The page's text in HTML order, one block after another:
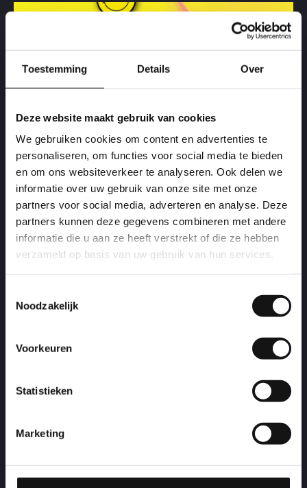
Toestemming Details Over
Deze website maakt gebruik van cookies
We gebruiken cookies om content en advertenties te
personaliseren, om functies voor social media te bieden
en om ons websiteverkeer te analyseren. Ook delen we
informatie over uw gebruik van onze site met onze
partners voor social media, adverteren en analyse. Deze
partners kunnen deze gegevens combineren met andere
informatie die u aan ze heeft verstrekt of die ze hebben
verzameld op basis van uw gebruik van hun services.
Noodzakelijk
Voorkeuren
Statistieken
Marketing